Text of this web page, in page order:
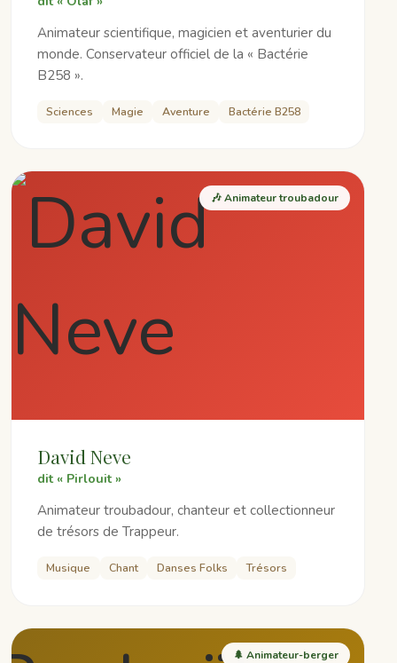
Animateur scientifique, magicien et aventurier du
monde. Conservateur officiel de la « Bactérie
B258 ».
Sciences Magie Aventure Bactérie B258
🎶 Animateur troubadour
David Neve
dit « Pirlouit »
Animateur troubadour, chanteur et collectionneur
de trésors de Trappeur.
Musique Chant Danses Folks Trésors
🌲 Animateur-berger